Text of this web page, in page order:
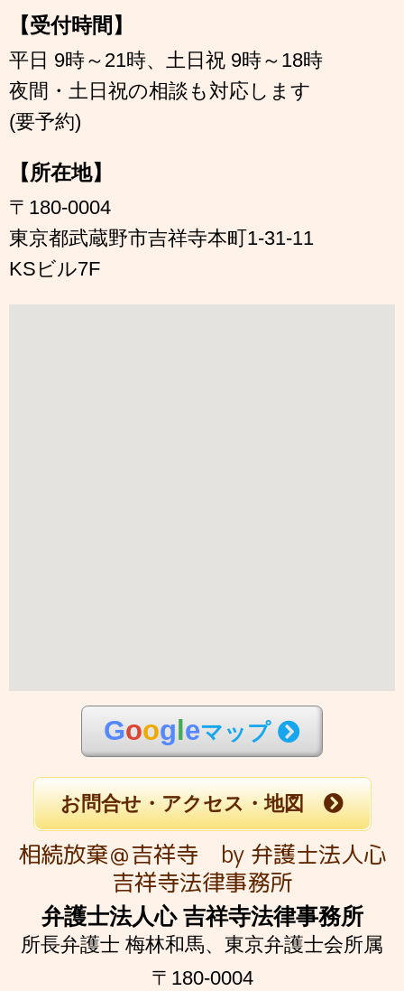
【受付時間】
平日 9時～21時、土日祝 9時～18時
夜間・土日祝の相談も対応します
(要予約)
【所在地】
〒180-0004
東京都武蔵野市吉祥寺本町1-31-11
KSビル7F
Googleマップ
お問合せ・アクセス・地図
相続放棄＠吉祥寺 by 弁護士法人心
吉祥寺法律事務所
弁護士法人心 吉祥寺法律事務所
所長弁護士 梅林和馬、 東京弁護士会所属
〒180-0004